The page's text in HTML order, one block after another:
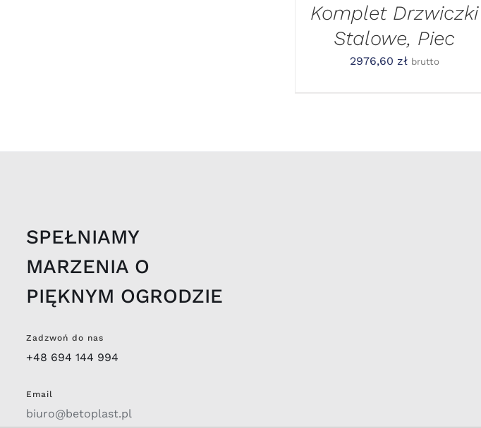
Komplet Drzwiczki
Stalowe, Piec
2976,60 zł brutto
SPEŁNIAMY
MARZENIA O
PIĘKNYM OGRODZIE
Zadzwoń do nas
+48 694 144 994
Email
biuro@betoplast.pl